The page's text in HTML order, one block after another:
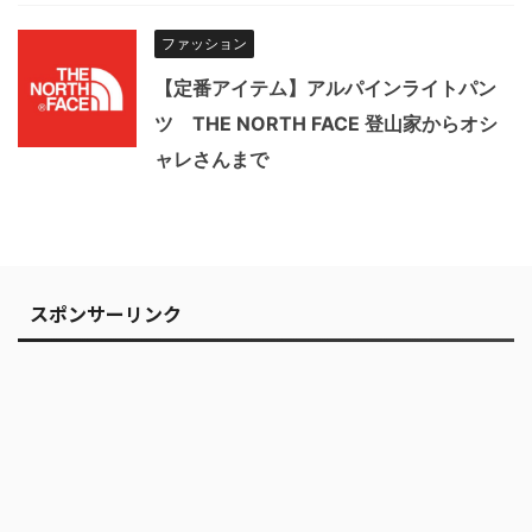
ファッション
【定番アイテム】アルパインライトパン
ツ THE NORTH FACE 登山家からオシ
ャレさんまで
スポンサーリンク